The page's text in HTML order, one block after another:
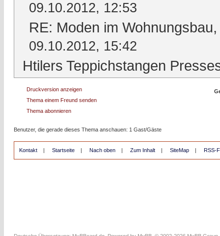
09.10.2012, 12:53
RE: Moden im
09.10.2012, 15:42
Htilers Teppichstangen
Druckversion anzeigen
Thema einem Freund senden
Thema abonnieren
Benutzer, die gerade dieses Thema anschauen: 1 Gast/Gäste
Kontakt | Startseite | Nach oben | Zum Inhalt | SiteMap | RSS-